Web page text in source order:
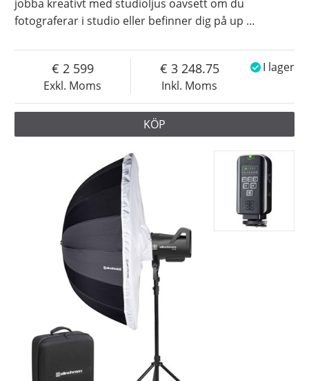
jobba kreativt med studioljus oavsett om du
fotograferar i studio eller befinner dig på up …
Exkl. Moms
2 599
Inkl. Moms
3 248.75 I lager
KÖP